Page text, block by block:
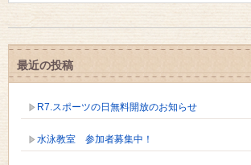
最近の投稿
R7.スポーツの日無料開放のお知らせ
水泳教室 参加者募集中！